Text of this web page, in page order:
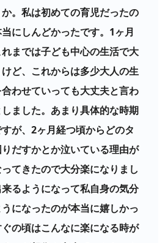
。私は初めての育児だったの
にしんどかったです。1ヶ月
までは子ども中心の生活で大
ど、これからは多少大人の生
わせていっても大丈夫と言わ
ました。あまり具体的な時期
が、2ヶ月経つ頃からどのタ
だすかとか泣いている理由が
てきたので大分楽になりまし
るようになって私自身の気分
になったのが本当に嬉しかっ
の頃はこんなに楽になる時が